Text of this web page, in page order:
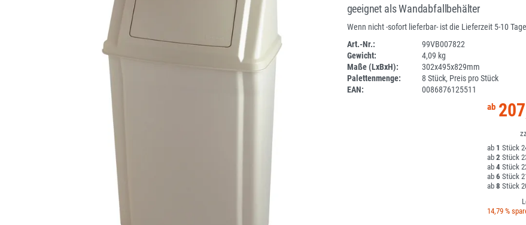
geeignet als Wandabfallbehälter
Wenn nicht -sofort lieferbar- ist die Lieferzeit 5-10
Art.-Nr.:
99VB007822
Gewicht:
4,09 kg
Maße (LxBxH):
302x495x829mm
Palettenmenge:
8 Stück, Preis pro Stück
EAN:
0086876125511
1
2
4
6
8
14,79 %